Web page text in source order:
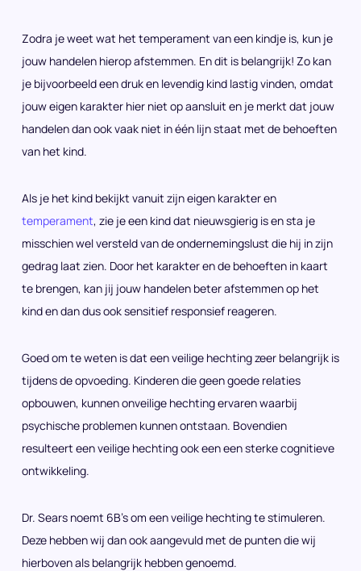
Zodra je weet wat het temperament van een kindje is, kun je
jouw handelen hierop afstemmen. En dit is belangrijk! Zo kan
je bijvoorbeeld een druk en levendig kind lastig vinden, omdat
jouw eigen karakter hier niet op aansluit en je merkt dat jouw
handelen dan ook vaak niet in één lijn staat met de behoeften
van het kind.
Als je het kind bekijkt vanuit zijn eigen karakter en
temperament, zie je een kind dat nieuwsgierig is en sta je
misschien wel versteld van de ondernemingslust die hij in zijn
gedrag laat zien. Door het karakter en de behoeften in kaart
te brengen, kan jij jouw handelen beter afstemmen op het
kind en dan dus ook sensitief responsief reageren.
Goed om te weten is dat een veilige hechting zeer belangrijk is
tijdens de opvoeding. Kinderen die geen goede relaties
opbouwen, kunnen onveilige hechting ervaren waarbij
psychische problemen kunnen ontstaan. Bovendien
resulteert een veilige hechting ook een een sterke cognitieve
ontwikkeling.
Dr. Sears noemt 6B’s om een veilige hechting te stimuleren.
Deze hebben wij dan ook aangevuld met de punten die wij
hierboven als belangrijk hebben genoemd.